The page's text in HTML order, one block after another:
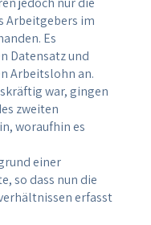
Arbeitgebers im
Es
Datensatz und
Arbeitslohn an.
war, gingen
zweiten
woraufhin es
einer
so dass nun die
erfasst